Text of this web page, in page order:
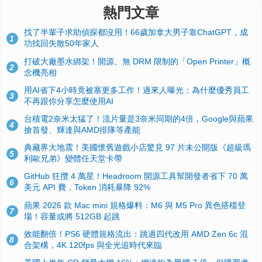
熱門文章
1
找了半輩子求助偵探都沒用！66歲加拿大男子靠ChatGPT，成
功找回失散50年家人
2
打破大廠墨水綁架！開源、無 DRM 限制的「Open Printer」概
念機亮相
3
用AI省下4小時竟被塞更多工作！過來人曝光：為什麼優秀員工
不再跟你分享怎麼使用AI
4
台積電2奈米太猛了！流片量是3奈米同期的4倍，Google與蘋果
搶首發、輝達與AMD排隊等產能
5
典藏界大地震！美國懷舊遊戲小店驚見 97 片未公開版《超級瑪
利歐兄弟》變體任天堂卡帶
6
GitHub 狂攬 4 萬星！Headroom 開源工具幫開發者省下 70 萬
美元 API 費，Token 消耗暴降 92%
7
蘋果 2026 款 Mac mini 規格爆料：M6 與 M5 Pro 異色搭檔登
場！容量或將 512GB 起跳
8
效能翻倍！PS6 硬體規格流出：跳過四代改用 AMD Zen 6c 混
合架構，4K 120fps 與全光追時代來臨